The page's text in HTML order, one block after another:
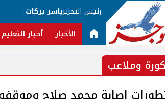
رئيس التحريرياسر بركات
الأخبار أخبار التعليم
كورة وملاعب